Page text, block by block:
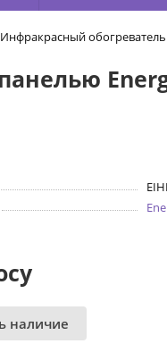
Инфракрасный
наличие